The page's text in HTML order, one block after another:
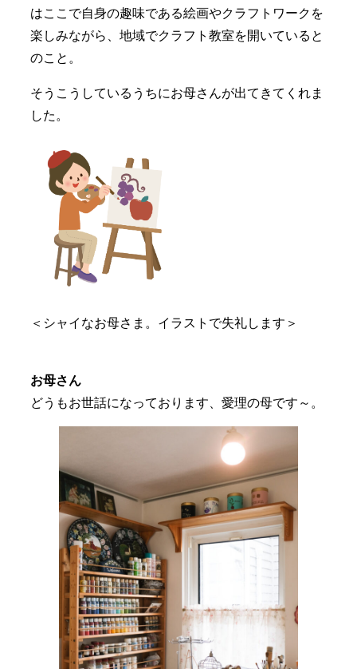
はここで自身の趣味である絵画やクラフトワークを
楽しみながら、地域でクラフト教室を開いていると
のこと。
そうこうしているうちにお母さんが出てきてくれま
した。
＜シャイなお母さま。イラストで失礼します＞
お母さん
どうもお世話になっております、愛理の母です～。